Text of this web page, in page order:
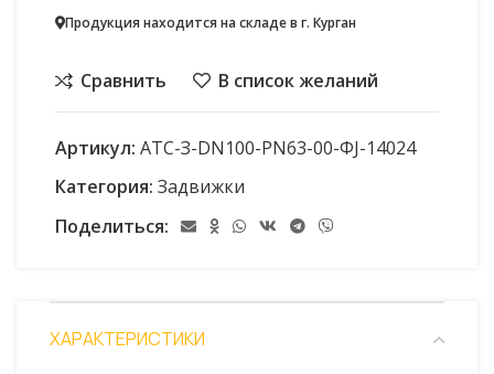
Продукция находится на складе в г. Курган
Сравнить В список желаний
Артикул: АТС-З-DN100-PN63-00-ФJ-14024
Категория: Задвижки
Поделиться:
ХАРАКТЕРИСТИКИ